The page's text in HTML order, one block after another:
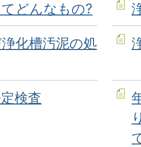
どんなもの?
化槽汚泥の処
検査